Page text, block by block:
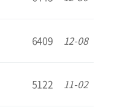
6409 12-08
5122 11-02